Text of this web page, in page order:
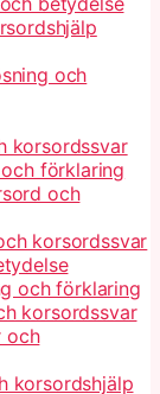
och
korsordssvar
förklaring
och
korsordssvar
och förklaring
korsordssvar
och
korsordshjälp